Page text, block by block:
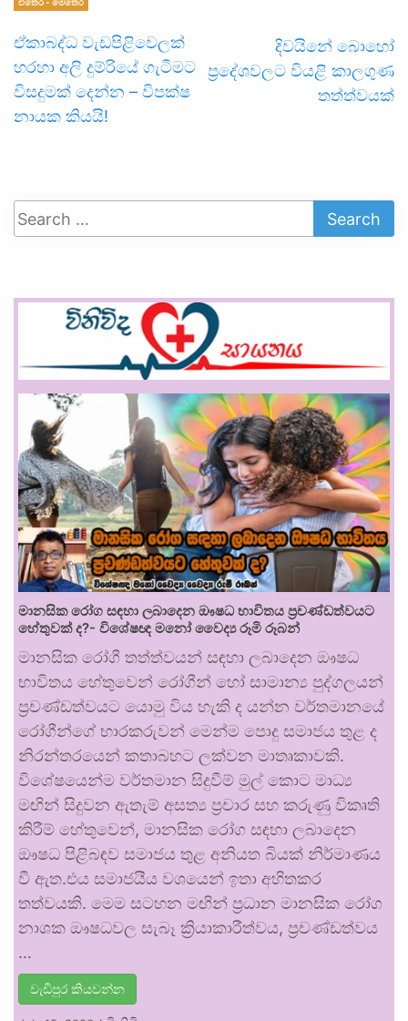
ඒකාබද්ධ වැඩපිළිවෙලක්
හරහා අලි දුම්රියේ ගැටීමට
විසදුමක් දෙන්න – විපක්ෂ
නායක කියයි!
දිවයිනේ බොහෝ
ප්‍රදේශවලට වියළි කාලගුණ
තත්ත්වයක්
මානසික රෝග සඳහා ලබාදෙන ඖෂධ භාවිතය ප්‍රචණ්ඩත්වයට
හේතුවක් ද?- විශේෂඥ මනෝ වෛද්‍ය රූමි රූබන්
මානසික රෝගී තත්ත්වයන් සඳහා ලබාදෙන ඖෂධ
භාවිතය හේතුවෙන් රෝගීන් හෝ සාමාන්‍ය පුද්ගලයන්
ප්‍රචණ්ඩත්වයට යොමු විය හැකි ද යන්න වර්තමානයේ
රෝගීන්ගේ භාරකරුවන් මෙන්ම පොදු සමාජය තුළ ද
නිරන්තරයෙන් කතාබහට ලක්වන මාතෘකාවකි.
විශේෂයෙන්ම වර්තමාන සිදුවීම් මුල් කොට මාධ්‍ය
මඟින් සිදුවන ඇතැම් අසත්‍ය ප්‍රචාර සහ කරුණු විකෘති
කිරීම් හේතුවෙන්, මානසික රෝග සඳහා ලබාදෙන
ඖෂධ පිළිබඳව සමාජය තුළ අනියත බියක් නිර්මාණය
වී ඇත.එය සමාජයීය වශයෙන් ඉතා අහිතකර
තත්වයකි. මෙම සටහන මඟින් ප්‍රධාන මානසික රෝග
නාශක ඖෂධවල සැබෑ ක්‍රියාකාරීත්වය, ප්‍රචණ්ඩත්වය
…
වැඩිපුර කියවන්න